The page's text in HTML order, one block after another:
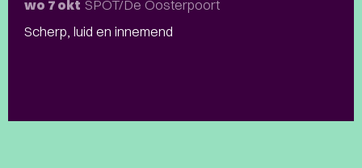
wo 7 okt SPOT/De Oosterpoort
Scherp, luid en innemend